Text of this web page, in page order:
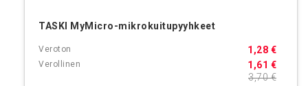
TASKI MyMicro-mikrokuitupyyhkeet
1,61 €
1,28 €
3,70 €